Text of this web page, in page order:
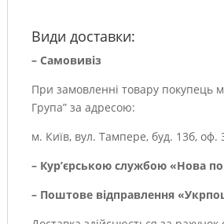
Види доставки:
– Самовивіз
При замовленні товару покупець
Група” за адресою:
м. Київ, вул. Тампере, буд. 13б, оф.
– Кур’єрською службою «Нова
– Поштове відправлення